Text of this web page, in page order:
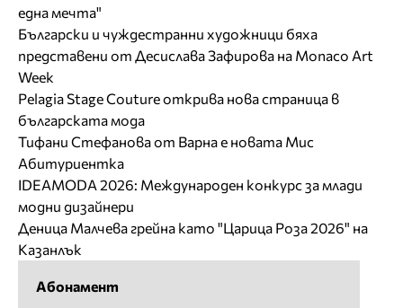
една мечта"
Български и чуждестранни художници бяха
представени от Десислава Зафирова на Monaco Art
Week
Pelagia Stage Couture открива нова страница в
българската мода
Тифани Стефанова от Варна е новата Мис
Абитуриентка
IDEAMODA 2026: Международен конкурс за млади
модни дизайнери
Деница Малчева грейна като "Царица Роза 2026" на
Казанлък
Абонамент